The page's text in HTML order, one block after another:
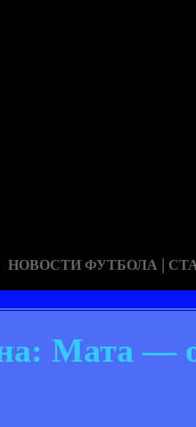
НОВОСТИ ФУТБОЛА |
Мата —